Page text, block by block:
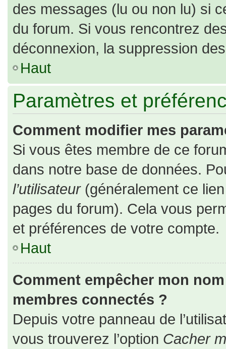
des messages (lu ou non lu) si
du forum. Si vous rencontrez
déconnexion, la suppression
Haut
Paramètres et
Comment modifier mes
Si vous êtes membre de ce
dans notre base de données.
l’utilisateur(généralement ce
pages du forum). Cela vous
et préférences de votre compte.
Haut
Comment empêcher mon
membres connectés ?
Depuis votre panneau de
vous trouverez l’option Cacher